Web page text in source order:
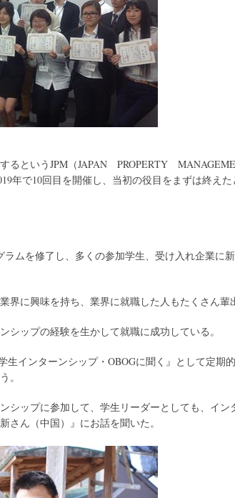
るというJPM（JAPAN PROPERTY
年で10回目を開催し、当初の役目をまずは終えた
ムを修了し、多くの参加学生、受け入れ企業に
界に興味を持ち、業界に就職した人もたくさん輩
シップの経験を生かして就職に成功している。
生インターンシップ・OBOGに聞く』として定期
。
シップに参加して、学生リーダーとしても、イン
さん（中国）』にお話を聞いた。